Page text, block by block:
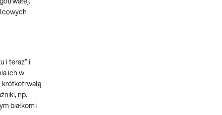
i teraz” i
ich w
krótkotrwałą
np.
białkom i